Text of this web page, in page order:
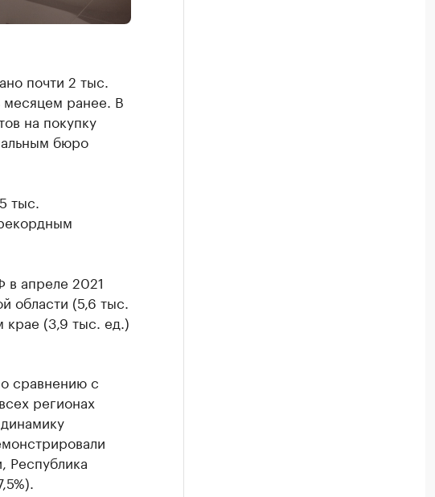
почти 2 тыс.
месяцем ранее. В
на покупку
бюро
тыс.
в апреле 2021
области (5,6 тыс.
крае (3,9 тыс. ед.)
сравнению с
регионах
Республика